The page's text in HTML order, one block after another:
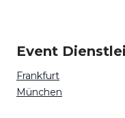
Frankfurt
München